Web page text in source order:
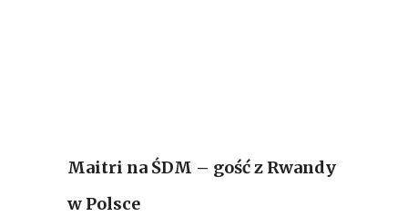
Maitri na ŚDM – gość z Rwandy
w Polsce